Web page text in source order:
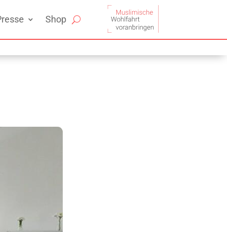
Shop